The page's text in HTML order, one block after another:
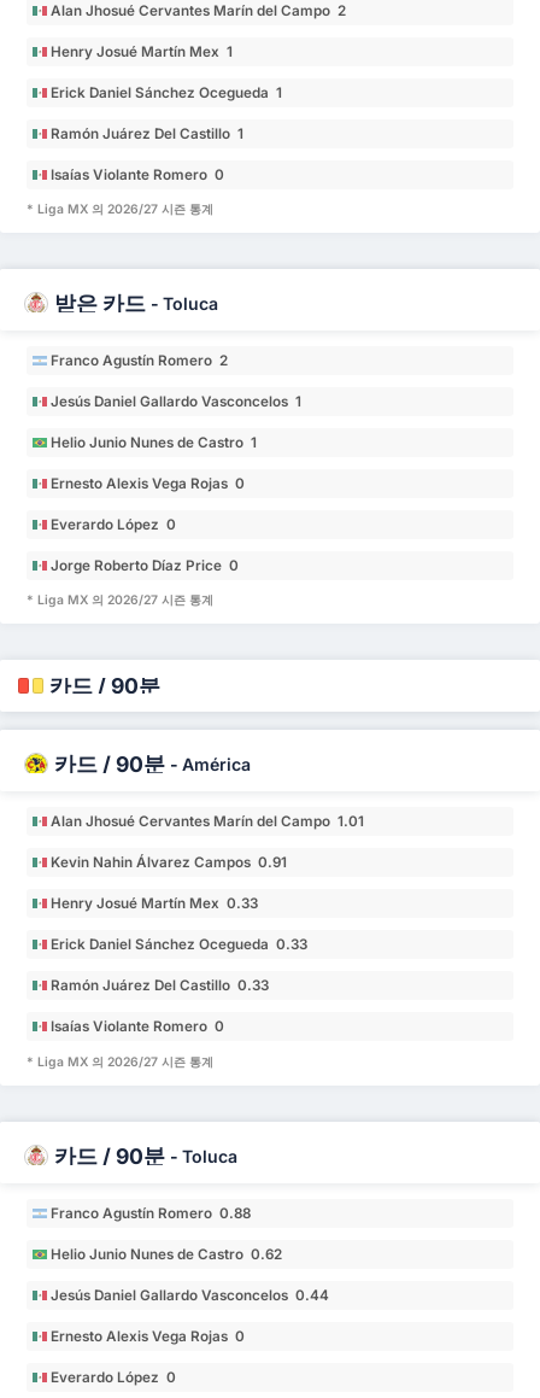
Alan Jhosué Cervantes Marín del Campo 2
Henry Josué Martín Mex 1
Erick Daniel Sánchez Ocegueda 1
Ramón Juárez Del Castillo 1
Isaías Violante Romero 0
* Liga MX 의 2026/27 시즌 통계
받은 카드 - Toluca
Franco Agustín Romero 2
Jesús Daniel Gallardo Vasconcelos 1
Helio Junio Nunes de Castro 1
Ernesto Alexis Vega Rojas 0
Everardo López 0
Jorge Roberto Díaz Price 0
* Liga MX 의 2026/27 시즌 통계
카드 / 90분
카드 / 90분 - América
Alan Jhosué Cervantes Marín del Campo 1.01
Kevin Nahin Álvarez Campos 0.91
Henry Josué Martín Mex 0.33
Erick Daniel Sánchez Ocegueda 0.33
Ramón Juárez Del Castillo 0.33
Isaías Violante Romero 0
* Liga MX 의 2026/27 시즌 통계
카드 / 90분 - Toluca
Franco Agustín Romero 0.88
Helio Junio Nunes de Castro 0.62
Jesús Daniel Gallardo Vasconcelos 0.44
Ernesto Alexis Vega Rojas 0
Everardo López 0